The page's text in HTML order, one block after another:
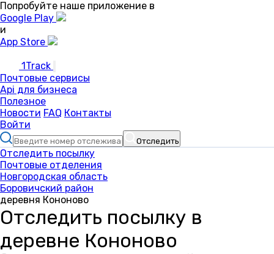
Попробуйте наше приложение в
Google Play
и
App Store
1Track
Почтовые сервисы
Api для бизнеса
Полезное
Новости FAQ Контакты
Войти
Отследить
Отследить посылку
Почтовые отделения
Новгородская область
Боровичский район
деревня Кононово
Отследить посылку в
деревне Кононово